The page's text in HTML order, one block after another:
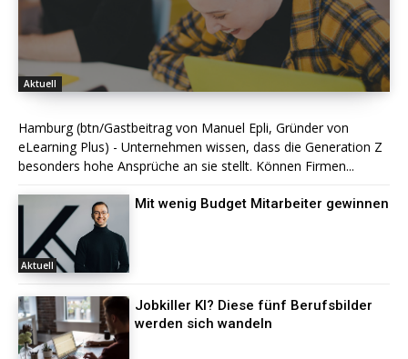
Aktuell
Hamburg (btn/Gastbeitrag von Manuel Epli, Gründer von
eLearning Plus) - Unternehmen wissen, dass die Generation Z
besonders hohe Ansprüche an sie stellt. Können Firmen...
Aktuell
Mit wenig Budget Mitarbeiter gewinnen
Jobkiller KI? Diese fünf Berufsbilder
werden sich wandeln